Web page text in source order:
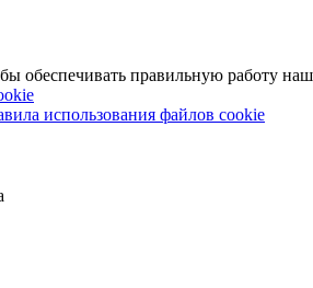
обеспечивать правильную работу
использования файлов cookie